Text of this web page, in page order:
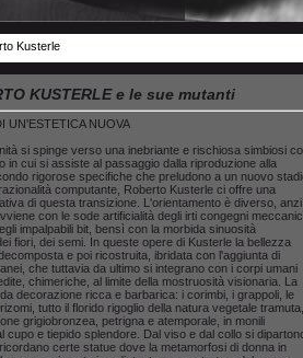
Kusterle
KUSTERLE e le sue mutanti
UN'ESTETICA NUOVA
si spinge verso una inebriante e rischiosa simbiosi
in cui si assiste al passaggio dalla riproduzione alla
rigorose specifiche che preludono a un nuovo
computante, Roberto Kusterle ci offre una
di questa transizione. L'orientamento è diverso, anzi
con le sode artificialità degli irti congegni
impalpabili bit, bensì con la morbida sinuosità
fiori, dei semi. In queste opere di Kusterle la bellezza
e poi ricostruita, ibridata con l'aggiunta di
che tuttavia da ultimo si integrano con i corpi umani
chimeriche, al limite della mostruosità visionaria. La
decorazione ricca e barbarica: i corimbi, i grappoli, le
tutto il florido rigoglio della natura vegetale tramuta,
grigiobronzea, petrigna e atemporale, in monili
cupo e tiepido splendore. Dal viso e dal collo si
certe statue dove la metamorfosi di donna in